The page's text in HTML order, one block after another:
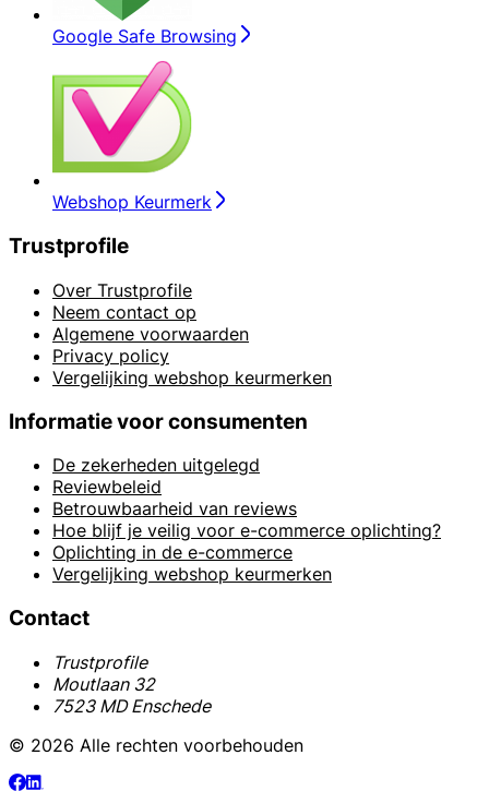
Google Safe Browsing
Webshop Keurmerk
Trustprofile
Over Trustprofile
Neem contact op
Algemene voorwaarden
Privacy policy
Vergelijking webshop keurmerken
Informatie voor consumenten
De zekerheden uitgelegd
Reviewbeleid
Betrouwbaarheid van reviews
Hoe blijf je veilig voor e-commerce oplichting?
Oplichting in de e-commerce
Vergelijking webshop keurmerken
Contact
Trustprofile
Moutlaan 32
7523 MD Enschede
© 2026 Alle rechten voorbehouden